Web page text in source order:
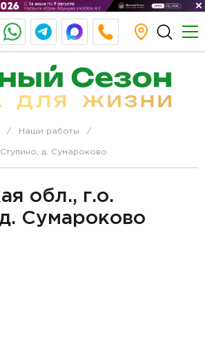
Наши работы
д. Сумароково
обл., г.о.
Сумароково